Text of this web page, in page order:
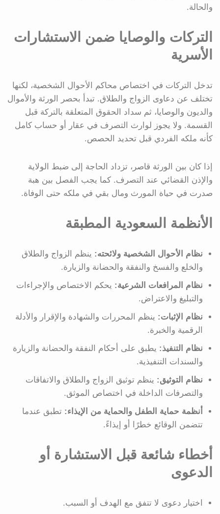
والحالة.
التركات والوصايا ضمن الاستشارات
الأسرية
تدخل التركات في اختصاص محاكم الأحوال الشخصية، لكنها
تختلف عن دعاوى الزواج والطلاق. تبدأ بحصر الورثة والأموال
والديون والوصايا، ثم سداد الحقوق المتعلقة بالتركة قبل
القسمة. ولا يجوز لوارث التصرف في عقار أو حساب كامل
كأنه ملكه الفردي قبل تحديد الحصص.
إذا كان بين الورثة قاصر، تزداد الحاجة إلى ضبط الولاية
والإذن القضائي عند التصرف. كما يجب الفصل بين هبة
صدرت في حياة المورث ومال بقي في ملكه حتى الوفاة.
الأنظمة السعودية المطبقة
نظام الأحوال الشخصية ولائحته: ينظم الزواج والطلاق
والخلع والفسخ والنفقة والحضانة والزيارة.
نظام المرافعات الشرعية: يحكم الاختصاص والإجراءات
والتبليغ والاعتراض.
نظام الإثبات: ينظم المحررات والشهادة والإقرار والأدلة
الرقمية والخبرة.
نظام التنفيذ: يطبق على أحكام النفقة والحضانة والزيارة
والسندات التنفيذية.
نظام التوثيق: ينظم توثيق الزواج والطلاق والاتفاقات
والتصرفات الداخلة في اختصاص الموثق.
أنظمة حماية الطفل والحماية من الإيذاء: تطبق عندما
تتضمن الوقائع خطرًا أو إيذاءً.
أخطاء شائعة قبل الاستشارة أو
الدعوى
اختيار دعوى لا تتفق مع الهدف أو السبب.